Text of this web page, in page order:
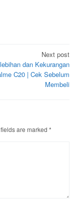
Next post
dan Kekurangan
C20 | Cek Sebelum
Membeli
are marked *